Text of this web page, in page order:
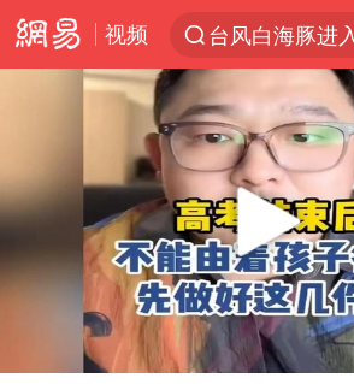
视频
台风白海豚进
宇树科技发行
看守所辅警收
五粮液渠道价
Play
00:00